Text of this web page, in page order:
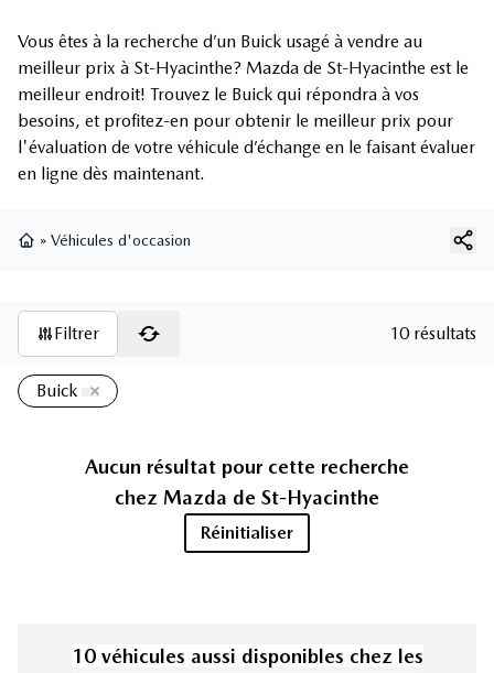
Vous êtes à la recherche d’un Buick usagé à vendre au
meilleur prix à St-Hyacinthe? Mazda de St-Hyacinthe est le
meilleur endroit! Trouvez le Buick qui répondra à vos
besoins, et profitez-en pour obtenir le meilleur prix pour
l'évaluation de votre véhicule d’échange en le faisant évaluer
en ligne dès maintenant.
» Véhicules d'occasion
Filtrer 10 résultats
Buick
Aucun résultat pour cette recherche
chez Mazda de St-Hyacinthe
Réinitialiser
10 véhicules aussi disponibles chez les